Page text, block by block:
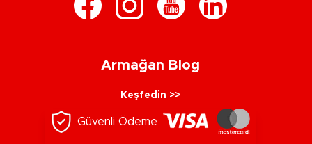
Armağan Blog
Keşfedin >>
Güvenli Ödeme